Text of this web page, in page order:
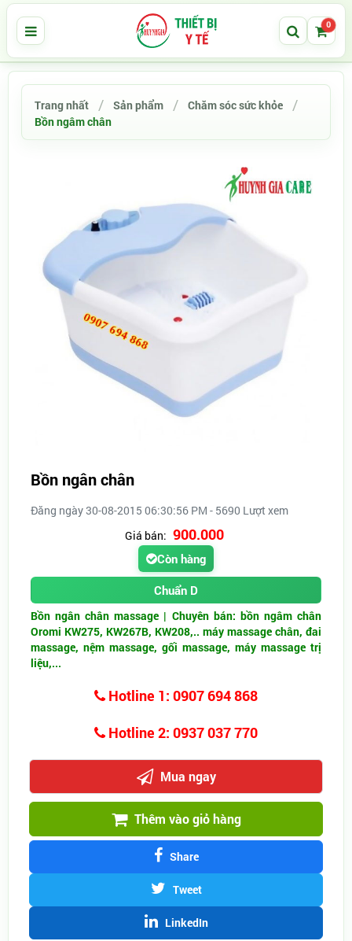
0
Trang nhất Sản phẩm
Chăm sóc sức khỏe
Bồn ngâm chân
Bồn ngân chân
Đăng ngày 30-08-2015 06:30:56 PM - 5690 Lượt xem
Giá bán: 900.000
Còn hàng
Chuẩn D
Bồn ngân chân massage | Chuyên bán: bồn ngâm chân
Oromi KW275, KW267B, KW208,.. máy massage chân, đai
massage, nệm massage, gối massage, máy massage trị
liệu,...
Hotline 1: 0907 694 868
Hotline 2: 0937 037 770
Mua ngay
Thêm vào giỏ hàng
Share
Tweet
LinkedIn